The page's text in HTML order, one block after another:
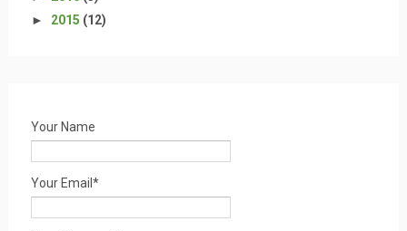
► 2015 (12)
Your Name
Your Email*